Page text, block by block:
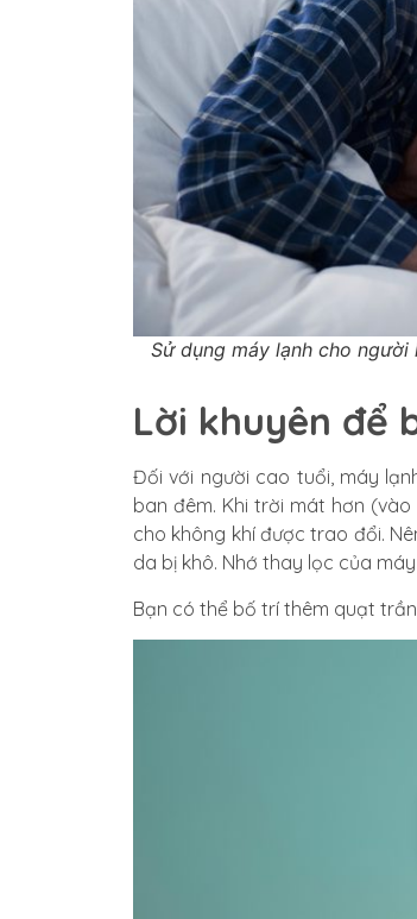
Sử dụng máy lạnh cho
Lời khuyên để
Đối với người cao tuổi, máy
ban đêm. Khi trời mát hơn
cho không khí được trao đổi.
da bị khô. Nhớ thay lọc của
Bạn có thể bố trí thêm quạt